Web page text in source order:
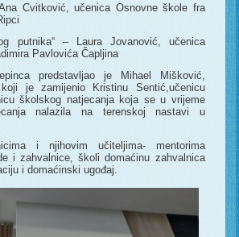
Cvitković, učenica Osnovne škole fra
putnika“ – Laura Jovanović, učenica
Pavlovića Čapljina
predstavljao je Mihael Mišković,
je zamijenio Kristinu Sentić,učenicu
školskog natjecanja koja se u vrijeme
nalazila na terenskoj nastavi u
i njihovim učiteljima- mentorima
i zahvalnice, školi domaćinu zahvalnica
i domaćinski ugođaj.